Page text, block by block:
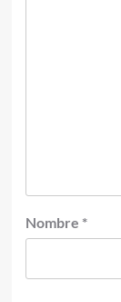
Nombre *